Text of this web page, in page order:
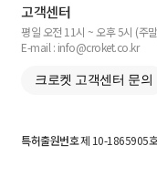
고객센터
평일 오전 11시 ~ 오후 5시 (주
E-mail : info@croket.co.kr
크로켓 고객센터 문의
특허출원번호제 10-1865905